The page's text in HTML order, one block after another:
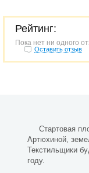
Рейтинг:
Пока нет ни одного
Оставить отзыв
Стартовая
Артюхиной,
Текстильщики
году.